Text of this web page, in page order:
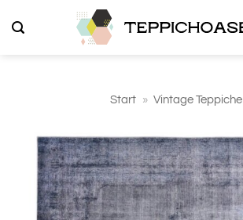
Inhalt
Start » Vintage Teppiche